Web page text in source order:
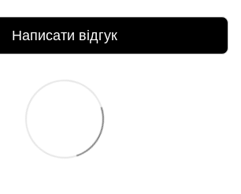
Написати відгук